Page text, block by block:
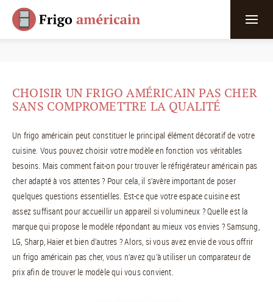
CHOISIR UN FRIGO AMÉRICAIN PAS CHER
SANS COMPROMETTRE LA QUALITÉ
Un frigo américain peut constituer le principal élément décoratif de votre
cuisine. Vous pouvez choisir votre modèle en fonction vos véritables
besoins. Mais comment fait-on pour trouver le réfrigérateur américain pas
cher adapté à vos attentes ? Pour cela, il s’avère important de poser
quelques questions essentielles. Est-ce que votre espace cuisine est
assez suffisant pour accueillir un appareil si volumineux ? Quelle est la
marque qui propose le modèle répondant au mieux vos envies ? Samsung,
LG, Sharp, Haier et bien d’autres ? Alors, si vous avez envie de vous offrir
un frigo américain pas cher, vous n’avez qu’à utiliser un comparateur de
prix afin de trouver le modèle qui vous convient.